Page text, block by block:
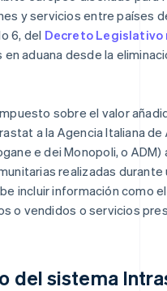
y servicios entre países
6, del Decreto Legislativo
aduana desde la
sobre el valor
a la Agencia Italiana de
e dei Monopoli, o ADM)
realizadas durante
incluir información como
o vendidos o servicios
del sistema